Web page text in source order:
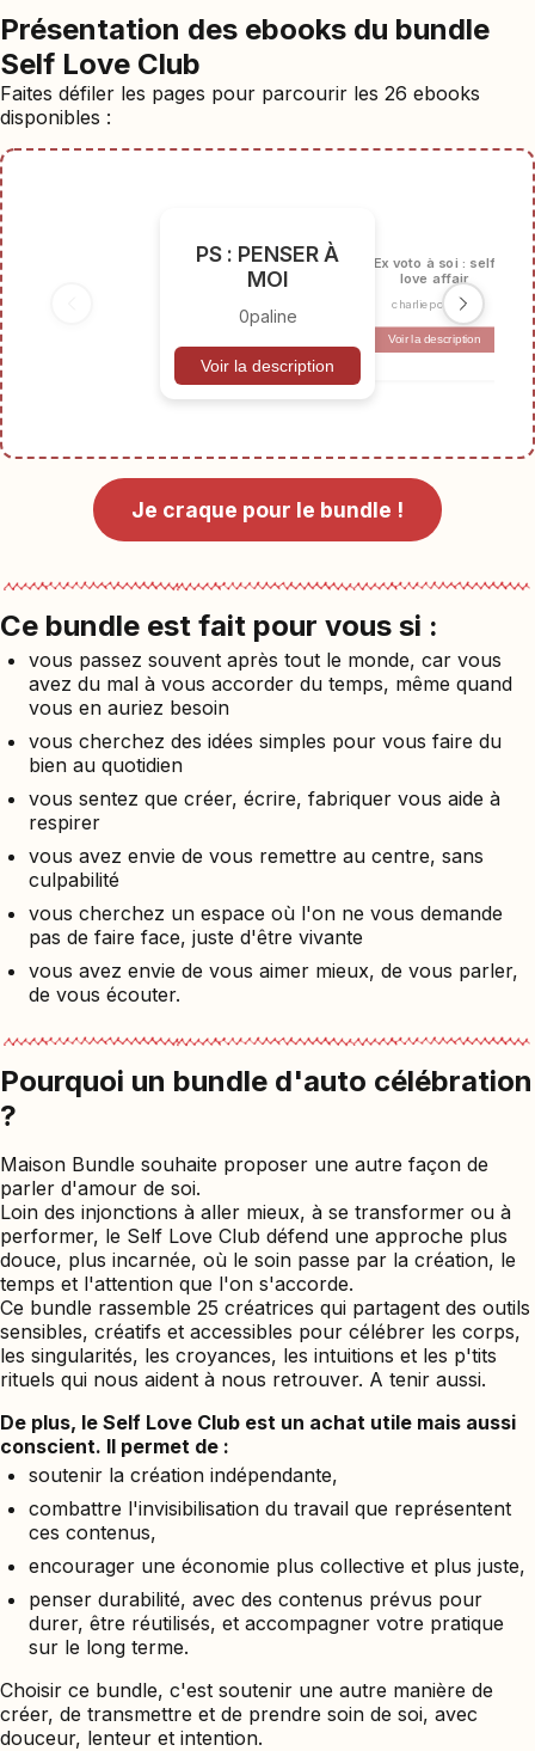
Présentation des ebooks du bundle
Self Love Club
Faites défiler les pages pour parcourir les 26 ebooks
disponibles :
PS : PENSER À
MOI
0paline
Voir la description
Ex voto à soi : self
love affair
charliepompon
Voir la description
Je craque pour le bundle !
Ce bundle est fait pour vous si :
vous passez souvent après tout le monde, car vous
avez du mal à vous accorder du temps, même quand
vous en auriez besoin
vous cherchez des idées simples pour vous faire du
bien au quotidien
vous sentez que créer, écrire, fabriquer vous aide à
respirer
vous avez envie de vous remettre au centre, sans
culpabilité
vous cherchez un espace où l'on ne vous demande
pas de faire face, juste d'être vivante
vous avez envie de vous aimer mieux, de vous parler,
de vous écouter.
Pourquoi un bundle d'auto célébration
?
Maison Bundle souhaite proposer une autre façon de
parler d'amour de soi.
Loin des injonctions à aller mieux, à se transformer ou à
performer, le Self Love Club défend une approche plus
douce, plus incarnée, où le soin passe par la création, le
temps et l'attention que l'on s'accorde.
Ce bundle rassemble 25 créatrices qui partagent des outils
sensibles, créatifs et accessibles pour célébrer les corps,
les singularités, les croyances, les intuitions et les p'tits
rituels qui nous aident à nous retrouver. A tenir aussi.
De plus, le Self Love Club est un achat utile mais aussi
conscient. Il permet de :
soutenir la création indépendante,
combattre l'invisibilisation du travail que représentent
ces contenus,
encourager une économie plus collective et plus juste,
penser durabilité, avec des contenus prévus pour
durer, être réutilisés, et accompagner votre pratique
sur le long terme.
Choisir ce bundle, c'est soutenir une autre manière de
créer, de transmettre et de prendre soin de soi, avec
douceur, lenteur et intention.